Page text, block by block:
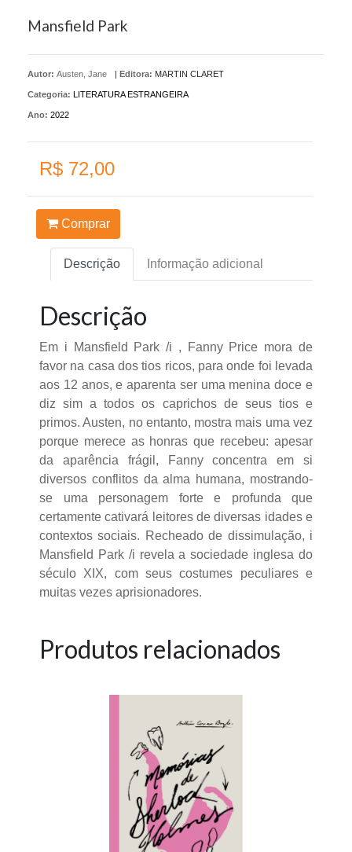
Mansfield Park
Autor: Austen, Jane | Editora: MARTIN CLARET
Categoria: LITERATURA ESTRANGEIRA
Ano: 2022
R$ 72,00
Comprar
Descrição Informação adicional
Descrição
Em i Mansfield Park /i , Fanny Price mora de
favor na casa dos tios ricos, para onde foi levada
aos 12 anos, e aparenta ser uma menina doce e
diz sim a todos os caprichos de seus tios e
primos. Austen, no entanto, mostra mais uma vez
porque merece as honras que recebeu: apesar
da aparência frágil, Fanny concentra em si
diversos conflitos da alma humana, mostrando-
se uma personagem forte e profunda que
certamente cativará leitores de diversas idades e
contextos sociais. Recheado de dissimulação, i
Mansfield Park /i revela a sociedade inglesa do
século XIX, com seus costumes peculiares e
muitas vezes aprisionadores.
Produtos relacionados